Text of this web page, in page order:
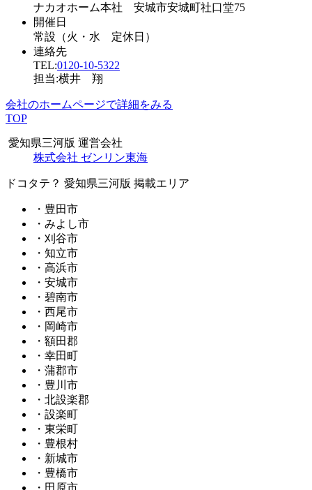
ナカオホーム本社 安城市安城町社口堂75
開催日
常設（火・水 定休日）
連絡先
TEL:0120-10-5322
担当:横井 翔
会社のホームページで詳細をみる
TOP
愛知県三河版 運営会社
株式会社 ゼンリン東海
ドコタテ？ 愛知県三河版 掲載エリア
・豊田市
・みよし市
・刈谷市
・知立市
・高浜市
・安城市
・碧南市
・西尾市
・岡崎市
・額田郡
・幸田町
・蒲郡市
・豊川市
・北設楽郡
・設楽町
・東栄町
・豊根村
・新城市
・豊橋市
・田原市